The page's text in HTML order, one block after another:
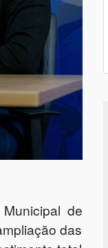
de
das